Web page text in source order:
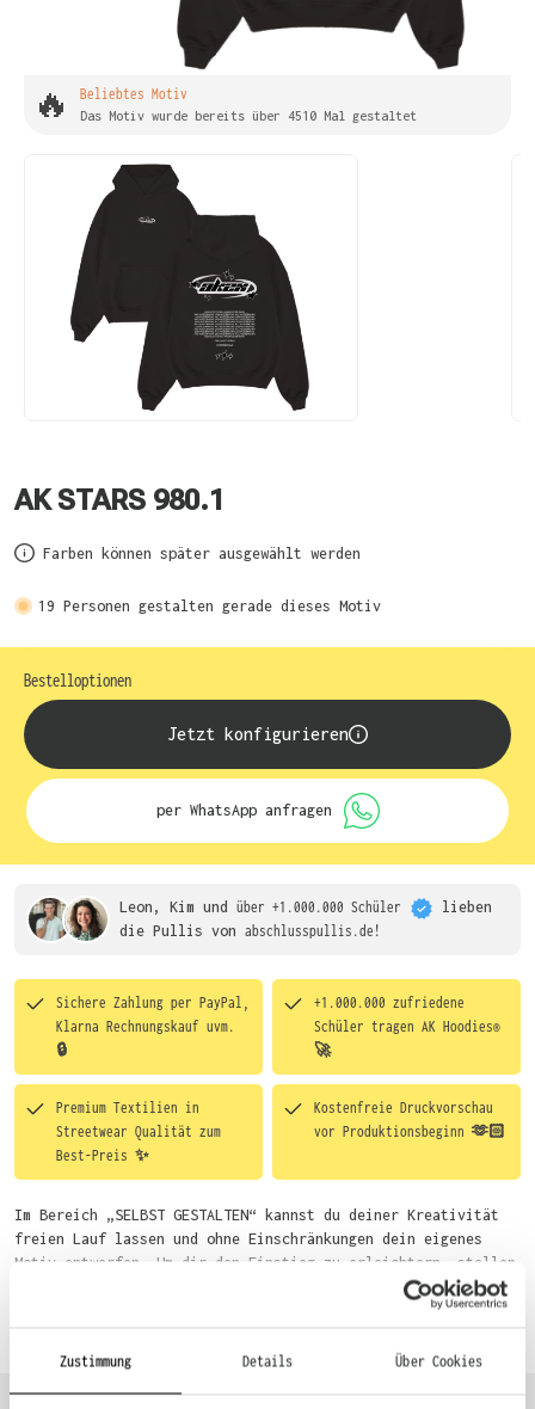
Zustimmung Details Über Cookies
🔥 Beliebtes Motiv
Das Motiv wurde bereits über 4510 Mal gestaltet
AK STARS 980.1
Farben können später ausgewählt werden
19 Personen gestalten gerade dieses Motiv
Bestelloptionen
Jetzt konfigurieren
per WhatsApp anfragen
Leon, Kim und über +1.000.000 Schüler
lieben
die Pullis von abschlusspullis.de!
Sichere Zahlung per PayPal,
Klarna Rechnungskauf uvm.
🔒
+1.000.000 zufriedene
Schüler tragen AK Hoodies®
🚀
Premium Textilien in
Streetwear Qualität zum
Best-Preis ✨
Kostenfreie Druckvorschau
vor Produktionsbeginn 🫶🏻
Im Bereich „SELBST GESTALTEN“ kannst du deiner Kreativität
freien Lauf lassen und ohne Einschränkungen dein eigenes
Motiv entwerfen. Um dir den Einstieg zu erleichtern, stellen
wir eine von unseren Designern vorgefertigte Vorlage bereit.
Wähle einfach deine Wunsch-Produkte auf dieser Seite aus und
du auch bequem über das Bestellformular, per E-Mail oder